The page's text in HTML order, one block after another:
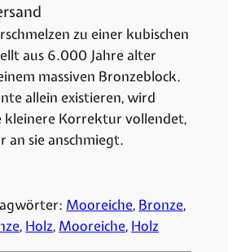
zu einer kubischen
aus 6.000 Jahre alter
massiven Bronzeblock.
allein existieren, wird
kleinere Korrektur vollendet,
an sie anschmiegt.
Mooreiche, Bronze
, Holz, Mooreiche, Holz